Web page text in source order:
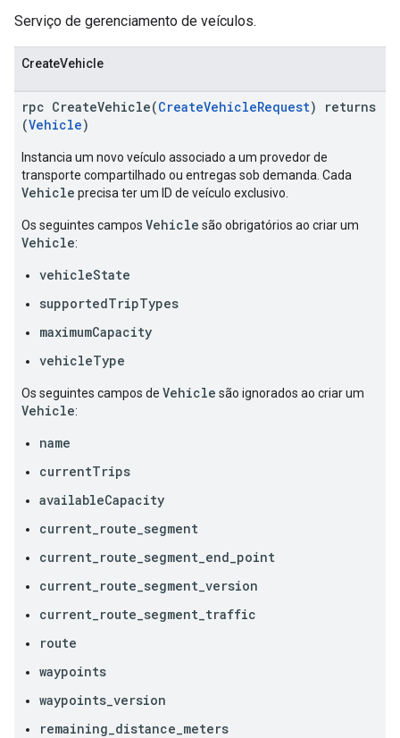
Serviço de gerenciamento de veículos.
CreateVehicle
rpc CreateVehicle(CreateVehicleRequest) returns
(Vehicle)
Instancia um novo veículo associado a um provedor de
transporte compartilhado ou entregas sob demanda. Cada
Vehicle precisa ter um ID de veículo exclusivo.
Os seguintes campos Vehicle são obrigatórios ao criar um
Vehicle:
vehicleState
supportedTripTypes
maximumCapacity
vehicleType
Os seguintes campos de Vehicle são ignorados ao criar um
Vehicle:
name
currentTrips
availableCapacity
current_route_segment
current_route_segment_end_point
current_route_segment_version
current_route_segment_traffic
route
waypoints
waypoints_version
remaining_distance_meters